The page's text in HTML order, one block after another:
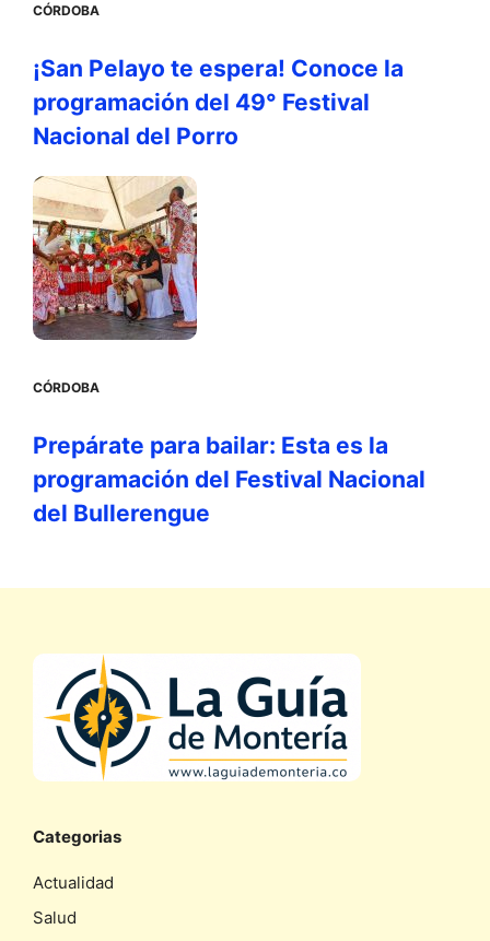
CÓRDOBA
¡San Pelayo te espera! Conoce la
programación del 49° Festival
Nacional del Porro
CÓRDOBA
Prepárate para bailar: Esta es la
programación del Festival Nacional
del Bullerengue
Categorias
Actualidad
Salud